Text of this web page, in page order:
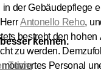
der Gebäudepflege
Antonello Reho,
bestrebt den hohen
zu werden.
Personal
kennen.
Team